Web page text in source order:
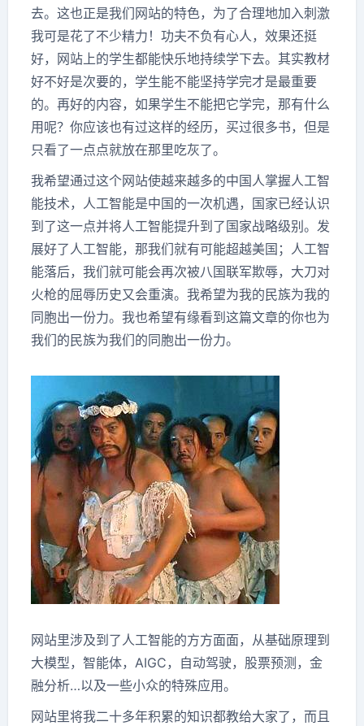
去。这也正是我们网站的特色，为了合理地加入刺激
我可是花了不少精力！功夫不负有心人，效果还挺
好，网站上的学生都能快乐地持续学下去。其实教材
好不好是次要的，学生能不能坚持学完才是最重要
的。再好的内容，如果学生不能把它学完，那有什么
用呢？你应该也有过这样的经历，买过很多书，但是
只看了一点点就放在那里吃灰了。
我希望通过这个网站使越来越多的中国人掌握人工智
能技术，人工智能是中国的一次机遇，国家已经认识
到了这一点并将人工智能提升到了国家战略级别。发
展好了人工智能，那我们就有可能超越美国；人工智
能落后，我们就可能会再次被八国联军欺辱，大刀对
火枪的屈辱历史又会重演。我希望为我的民族为我的
同胞出一份力。我也希望有缘看到这篇文章的你也为
我们的民族为我们的同胞出一份力。
网站里涉及到了人工智能的方方面面，从基础原理到
大模型，智能体，AIGC，自动驾驶，股票预测，金
融分析…以及一些小众的特殊应用。
网站里将我二十多年积累的知识都教给大家了，而且